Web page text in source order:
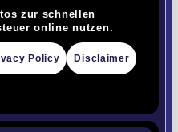
zur schnellen
online nutzen.
Policy Disclaimer